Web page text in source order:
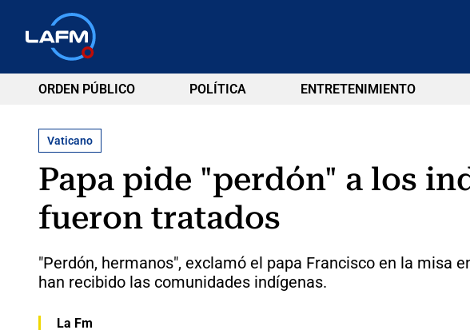
ORDEN PÚBLICO POLÍTICA ENTRETENIMIENTO
Vaticano
Papa pide "perdón" a los
fueron tratados
"Perdón, hermanos", exclamó el papa Francisco en la misa
han recibido las comunidades indígenas.
La Fm